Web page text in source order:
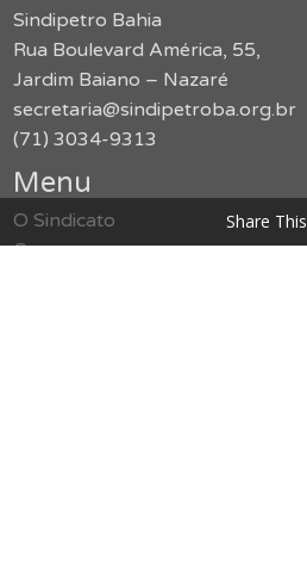
Sindipetro Bahia
Rua Boulevard América, 55,
Jardim Baiano – Nazaré
secretaria@sindipetroba.org.br
(71) 3034-9313
Menu
O Sindicato
Congressos
Share This